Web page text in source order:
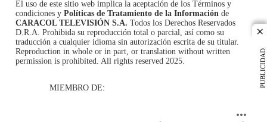
PUBLICIDAD
El uso de este sitio web implica la aceptación de los Términos y
condiciones y Políticas de Tratamiento de la Información de
CARACOL TELEVISIÓN S.A. Todos los Derechos Reservados
D.R.A. Prohibida su reproducción total o parcial, así como su
traducción a cualquier idioma sin autorización escrita de su titular.
Reproduction in whole or in part, or translation without written
permission is prohibited. All rights reserved 2025.
MIEMBRO DE: